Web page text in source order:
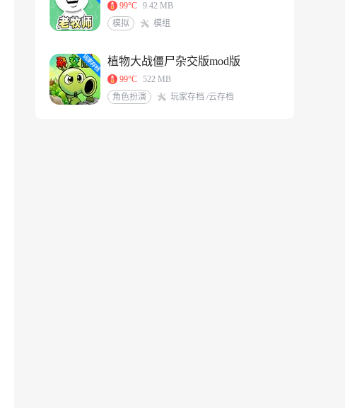
99°C 9.42 MB
模拟
模组
植物大战僵尸杂交版mod版
99°C 522 MB
角色扮演
玩家存档 /云存档